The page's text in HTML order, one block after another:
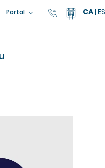
Portal 93 805 04
CA| ES